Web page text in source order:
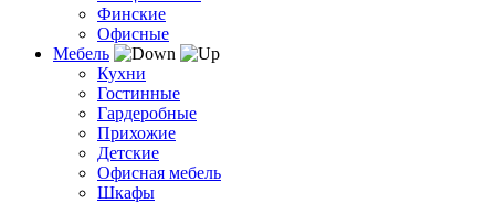
Финские
Офисные
Мебель
Кухни
Гостинные
Гардеробные
Прихожие
Детские
Офисная мебель
Шкафы